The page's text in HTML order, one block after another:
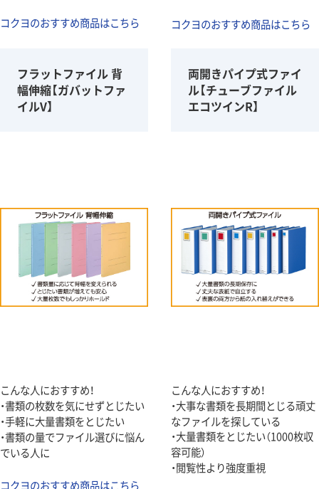
コクヨのおすすめ商品はこちら コクヨのおすすめ商品はこちら
フラットファイル 背
幅伸縮【ガバットファ
イルV】
こんな人におすすめ！
・書類の枚数を気にせずとじたい
・手軽に大量書類をとじたい
・書類の量でファイル選びに悩ん
でいる人に
コクヨのおすすめ商品はこちら
両開きパイプ式ファイ
ル【チューブファイル
エコツインR】
こんな人におすすめ！
・大事な書類を長期間とじる頑丈
なファイルを探している
・大量書類をとじたい（1000枚収
容可能）
・閲覧性より強度重視